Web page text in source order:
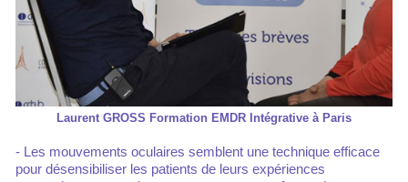
Laurent GROSS Formation EMDR Intégrative à Paris
- Les mouvements oculaires semblent une technique efficace
pour désensibiliser les patients de leurs expériences